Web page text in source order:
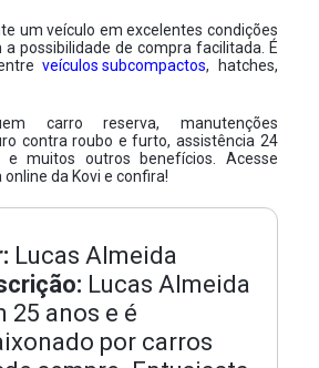
um veículo em excelentes condições
a possibilidade de compra facilitada. É
veículos subcompactos, hatches,
carro reserva, manutenções
contra roubo e furto, assistência 24
e muitos outros benefícios. Acesse
online da Kovi e confira!
Lucas Almeida
Lucas Almeida
25 anos e é
por carros